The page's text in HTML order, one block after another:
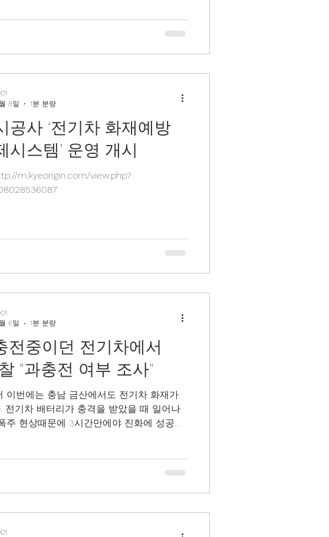
공사 ‘전기차 화재예방
시스템’ 운영 개시
m.kyeongin.com/view.php?
8일
1분 분량
전중이던 전기차에서
"과충전 여부 조사"
이번에는 충남 금산에서도 전기차 화재가
주 현상때문에 3시간만에야 진화에 성공했
6일
1분 분량